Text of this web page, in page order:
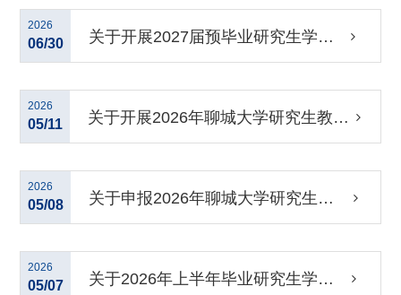
退学处理的公示
2026
06/30 关于开展2027届预毕业研究生学业
预警工作的通知
2026
05/11 关于开展2026年聊城大学研究生教育
质量提升计划项目申报和结题工作的
通知
2026
05/08 关于申报2026年聊城大学研究生导
师指导能力提升项目的通知
2026
05/07 关于2026年上半年毕业研究生学位